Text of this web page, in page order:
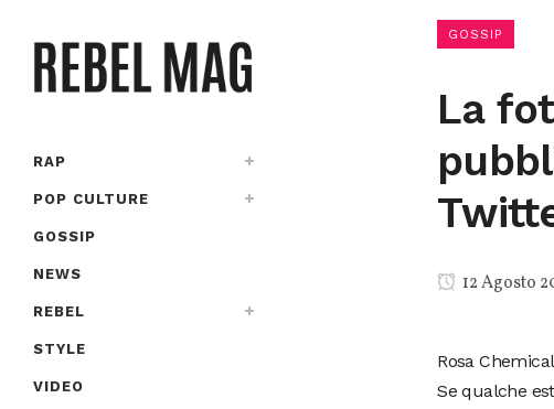
RAP
POP CULTURE
GOSSIP
NEWS
REBEL
STYLE
VIDEO
GOSSIP
La
12 Agosto
Rosa
Se qualche